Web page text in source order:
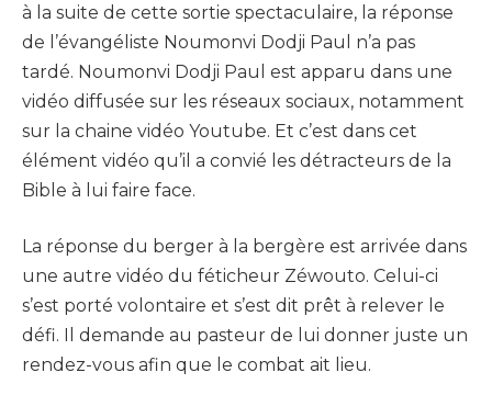
à la suite de cette sortie spectaculaire, la réponse
de l’évangéliste Noumonvi Dodji Paul n’a pas
tardé. Noumonvi Dodji Paul est apparu dans une
vidéo diffusée sur les réseaux sociaux, notamment
sur la chaine vidéo Youtube. Et c’est dans cet
élément vidéo qu’il a convié les détracteurs de la
Bible à lui faire face.
La réponse du berger à la bergère est arrivée dans
une autre vidéo du féticheur Zéwouto. Celui-ci
s’est porté volontaire et s’est dit prêt à relever le
défi. Il demande au pasteur de lui donner juste un
rendez-vous afin que le combat ait lieu.